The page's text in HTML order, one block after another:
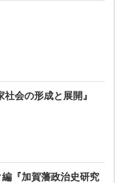
会の形成と展開』
『加賀藩政治史研究